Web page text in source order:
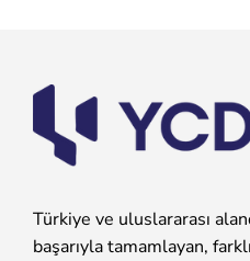
Türkiye ve uluslararası
başarıyla tamamlayan,